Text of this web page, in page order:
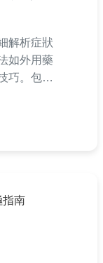
解析症狀
如外用藥
巧。包含